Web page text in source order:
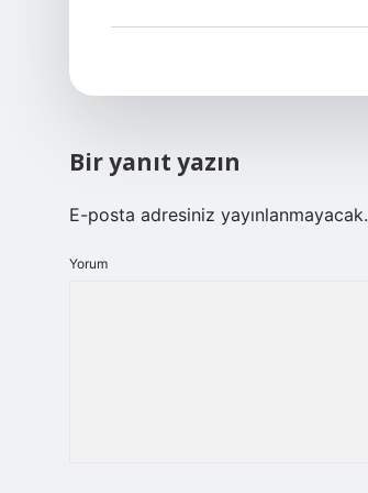
Bir yanıt yazın
E-posta adresiniz yayınlanmayacak.
Yorum